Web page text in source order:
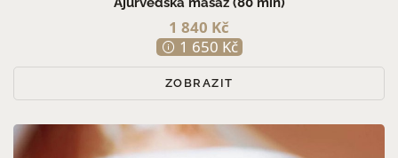
1 840 Kč
1 650 Kč
ZOBRAZIT